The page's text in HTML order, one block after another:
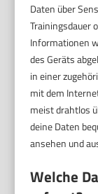
Daten über
Trainingsdauer
Informationen
des Geräts
in einer
mit dem
meist drahtlos
deine Daten
ansehen und
Welche